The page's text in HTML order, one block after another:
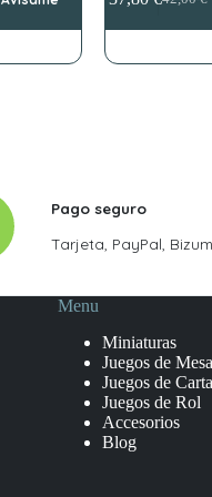
El
precio
era:
El
precio
es:
Pago seguro
Tarjeta, PayPal, Bizum
Menu
Miniaturas
Juegos de Mesa
Juegos de
Juegos de Rol
Accesorios
Blog